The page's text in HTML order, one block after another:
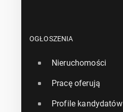
OGŁOSZENIA
Nieruchomości
Pracę oferują
Profile kandydatów